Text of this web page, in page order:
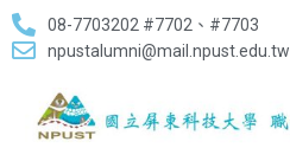
08-7703202 #7702、#7703
npustalumni@mail.npust.edu.tw